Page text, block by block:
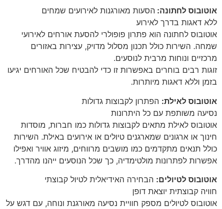
אוטובוס לחתונה: הסעות מאורגנות לאירועים שמחים
ללא דאגות בדרך לאירוע
אוטובוס לחתונה הוא פתרון פופולרי להסעת אורחים לאירועי
שמחה. השירות כולל תכנון מסלול מדויק, עצירות באזורים
מרכזיים ונוחות מרבית לנוסעים.
זוגות רבים בוחרים באפשרות זו כדי להבטיח שכל האורחים יגיעו
בזמן וללא דאגות מיותרות.
אוטובוס לאילת: הפתרון לקבוצות גדולות
נסיעה משותפת עם כל היתרונות
אוטובוס לאילת מתאים לקבוצות גדולות כמו חברות, מוסדות
חינוך או ארגונים שמארגנים טיולים או אירועים באילת. השירות
כולל תנאים מתקדמים כמו מושבים מרווחים, מיזוג אוויר ואפילו
אפשרות לפתרונות מולטימדיה, כך שכל הנוסעים ייהנו מהדרך.
אוטובוס לטיולים: הבחירה האידיאלית לטיול קבוצתי
חוויה קבוצתית יוצאת דופן
אוטובוס לטיולים מספק חוויית נסיעה מאורגנת ונוחה, עם דגש על